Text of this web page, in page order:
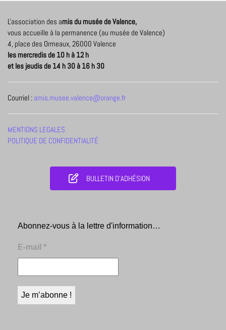
L'association des amis du musée de Valence,
vous accueille à la permanence (au musée de Valence)
4, place des Ormeaux, 26000 Valence
les mercredis de 10 h à 12 h
et les jeudis de 14 h 30 à 16 h 30
Courriel : amis.musee.valence@orange.fr
MENTIONS LEGALES
POLITIQUE DE CONFIDENTIALITÉ
BULLETIN D'ADHÉSION
Abonnez-vous à la lettre d'information…
E-mail *